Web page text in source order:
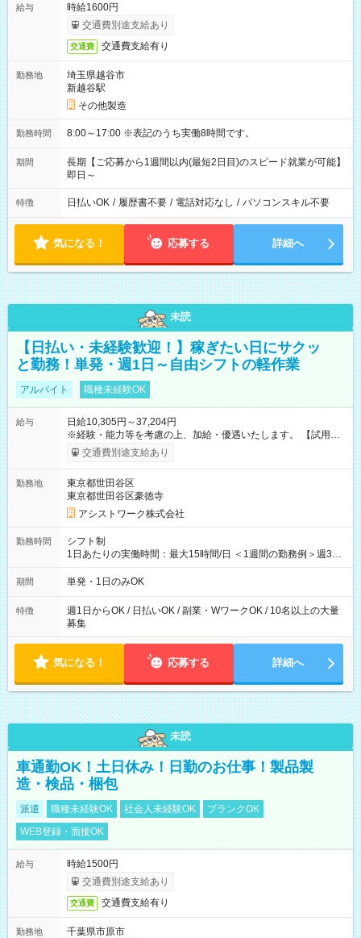
給与
時給1600円
交通費別途支給あり
交通費 交通費支給有り
勤務地
埼玉県越谷市
新越谷駅
その他製造
勤務時間 8:00～17:00 ※表記のうち実働8時間です。
期間
長期【ご応募から1週間以内(最短2日目)のスピード就業が可能】
即日～
特徴 日払いOK / 履歴書不要 / 電話対応なし / パソコンスキル不要
気になる！ 応募する 詳細へ
未読
【日払い・未経験歓迎！】稼ぎたい日にサクッ
と勤務！単発・週1日～自由シフトの軽作業
アルバイト 職種未経験OK
給与
日給10,305円～37,204円
※経験・能力等を考慮の上、加給・優遇いたします。 【試用期
間】試用期間なし
交通費別途支給あり
勤務地
東京都世田谷区
東京都世田谷区豪徳寺
アシストワーク株式会社
勤務時間
シフト制
1日あたりの実働時間：最大15時間/日 ＜1週間の勤務例＞週3回
勤務 勤務：月・水・金 休み：火・木・土・日 好きな時にお仕事
可能です！ ※1日あたりの最大実働時間は日勤、夜勤共に勤務し
期間 単発・1日のみOK
特徴
週1日からOK / 日払いOK / 副業・WワークOK / 10名以上の大量
募集
気になる！ 応募する 詳細へ
未読
車通勤OK！土日休み！日勤のお仕事！製品製
造・検品・梱包
派遣 職種未経験OK 社会人未経験OK
ブランクOK
WEB登録・面接OK
給与
時給1500円
交通費別途支給あり
交通費 交通費支給有り
勤務地
千葉県市原市